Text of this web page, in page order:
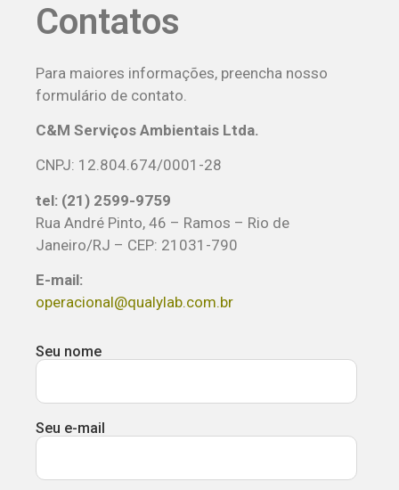
Contatos
Para maiores informações, preencha nosso
formulário de contato.
C&M Serviços Ambientais Ltda.
CNPJ: 12.804.674/0001-28
tel: (21) 2599-9759
Rua André Pinto, 46 – Ramos – Rio de
Janeiro/RJ – CEP: 21031-790
E-mail:
operacional@qualylab.com.br
Seu nome
Seu e-mail